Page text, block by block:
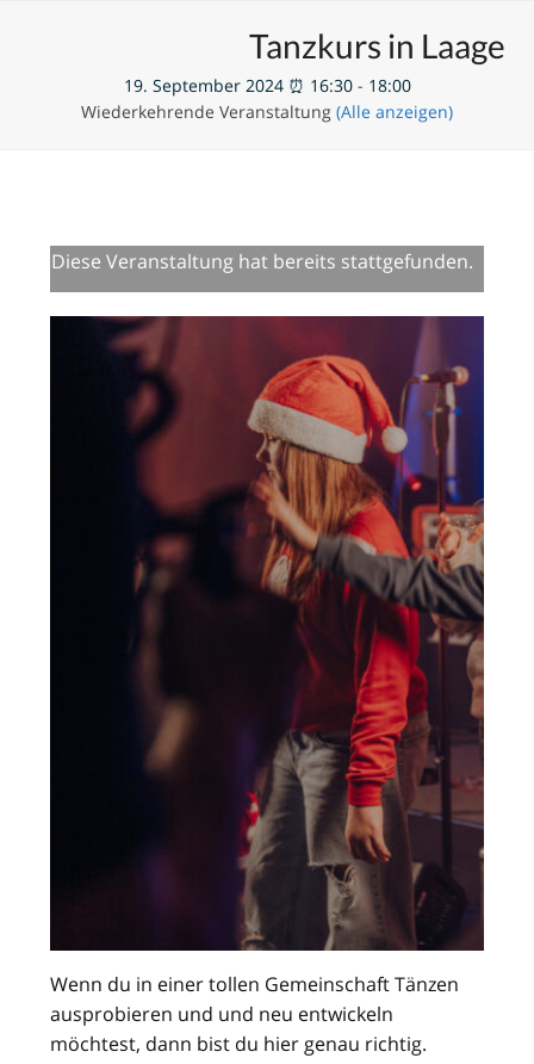
menu
menu
Tanzkurs in Laage
19. September 2024 ⏰ 16:30- 18:00
Wiederkehrende Veranstaltung (Alle anzeigen)
Diese Veranstaltung hat bereits stattgefunden.
Wenn du in einer tollen Gemeinschaft Tänzen
ausprobieren und und neu entwickeln
möchtest, dann bist du hier genau richtig.